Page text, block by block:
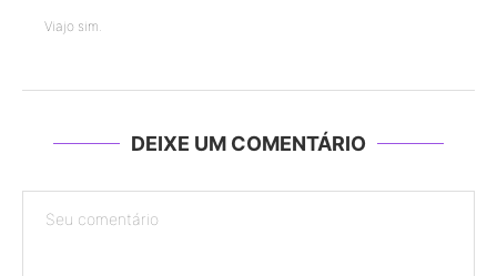
Viajo sim.
DEIXE UM COMENTÁRIO